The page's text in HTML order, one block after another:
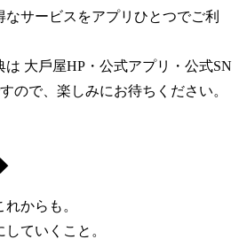
なサービスをアプリひとつでご利
は ⼤⼾屋HP・公式アプリ・公式SN
ので、楽しみにお待ちください。
からも。
ていくこと。